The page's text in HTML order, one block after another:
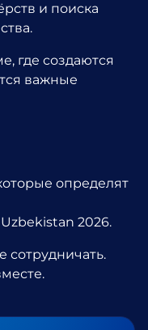
и поиска
где создаются
важные
определят
2026.
сотрудничать.